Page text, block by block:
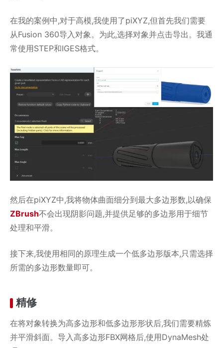
在我的案例中,对于高模,我使用了piXYZ,但首先我们需要
从Fusion 360导入对象。为此,选择对象并点击导出。我通
常使用STEP和IGES格式。
然后在piXYZ中,我将物体曲面细分到最大多边形数,以确保
ZBrush不会出现阴影问题,并提供足够的多边形用于细节
处理和平滑。
接下来,我使用相同的原理生成一个低多边形版本,只需选择
所需的多边形数量即可。
精修
在将对象转换为高多边形和低多边形形状后,我们需要精炼
并平滑斜面。导入高多边形FBX网格后,使用DynaMesh处